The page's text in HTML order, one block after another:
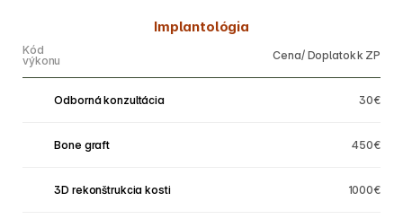
Implantológia
Cena/ Doplatok k ZP
Kód
výkonu
Odborná konzultácia 30€
Bone graft 450€
3D rekonštrukcia kosti 1000€